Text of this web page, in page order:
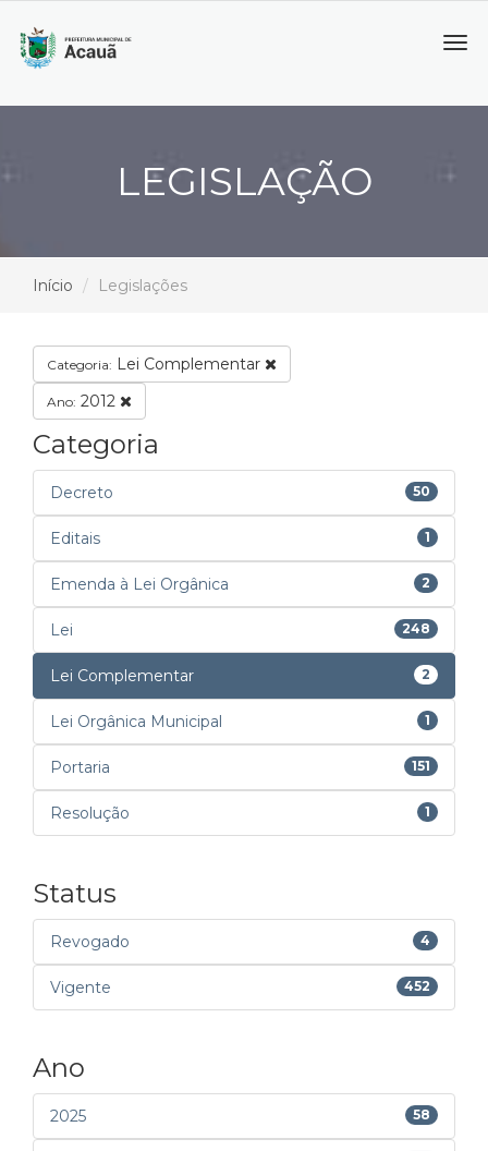
LEGISLAÇÃO
Início Legislações
Categoria: Lei Complementar
Ano: 2012
Categoria
Decreto 50
Editais 1
Emenda à Lei Orgânica 2
Lei 248
Lei Complementar 2
Lei Orgânica Municipal 1
Portaria 151
Resolução 1
Status
Revogado 4
Vigente 452
Ano
2025 58